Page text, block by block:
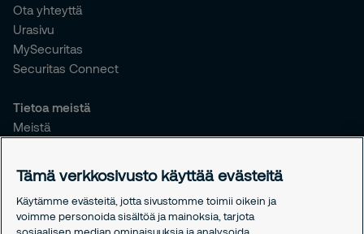
Ota yhteyttä
Urasivu
MySecuritas
Securitas Connect
Tietoa meistä
Meistä
Työntekijöille
Oikeudelliset asiat
Tämä verkkosivusto käyttää evästeitä
Käytämme evästeitä, jotta sivustomme toimii oikein ja
voimme personoida sisältöä ja mainoksia, tarjota